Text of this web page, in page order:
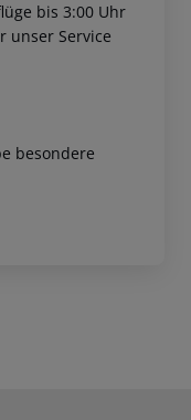
bis 3:00 Uhr
unser Service
besondere